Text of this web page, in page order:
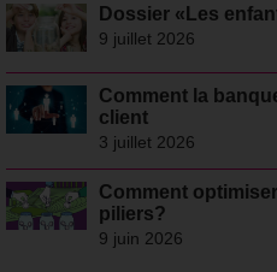
Dossier «Les
9 juillet 2026
Comment la
client
3 juillet 2026
Comment
piliers?
9 juin 2026